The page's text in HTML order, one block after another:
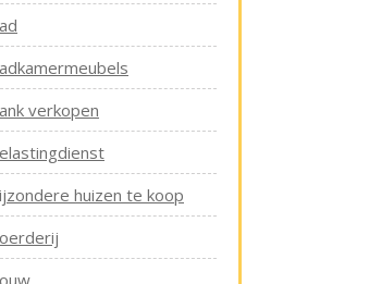
verkopen
huizen te koop